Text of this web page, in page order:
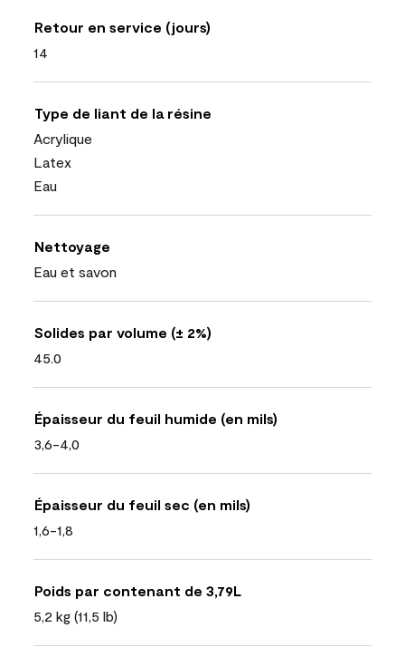
Retour en service (jours)
14
Type de liant de la résine
Acrylique
Latex
Eau
Nettoyage
Eau et savon
Solides par volume (± 2%)
45.0
Épaisseur du feuil humide (en mils)
3,6-4,0
Épaisseur du feuil sec (en mils)
1,6-1,8
Poids par contenant de 3,79L
5,2 kg (11,5 lb)